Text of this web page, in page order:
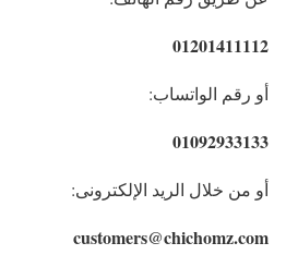
01201411112
أو رقم الواتساب:
01092933133
أو من خلال الريد الإلكترونى:
customers@chichomz.com